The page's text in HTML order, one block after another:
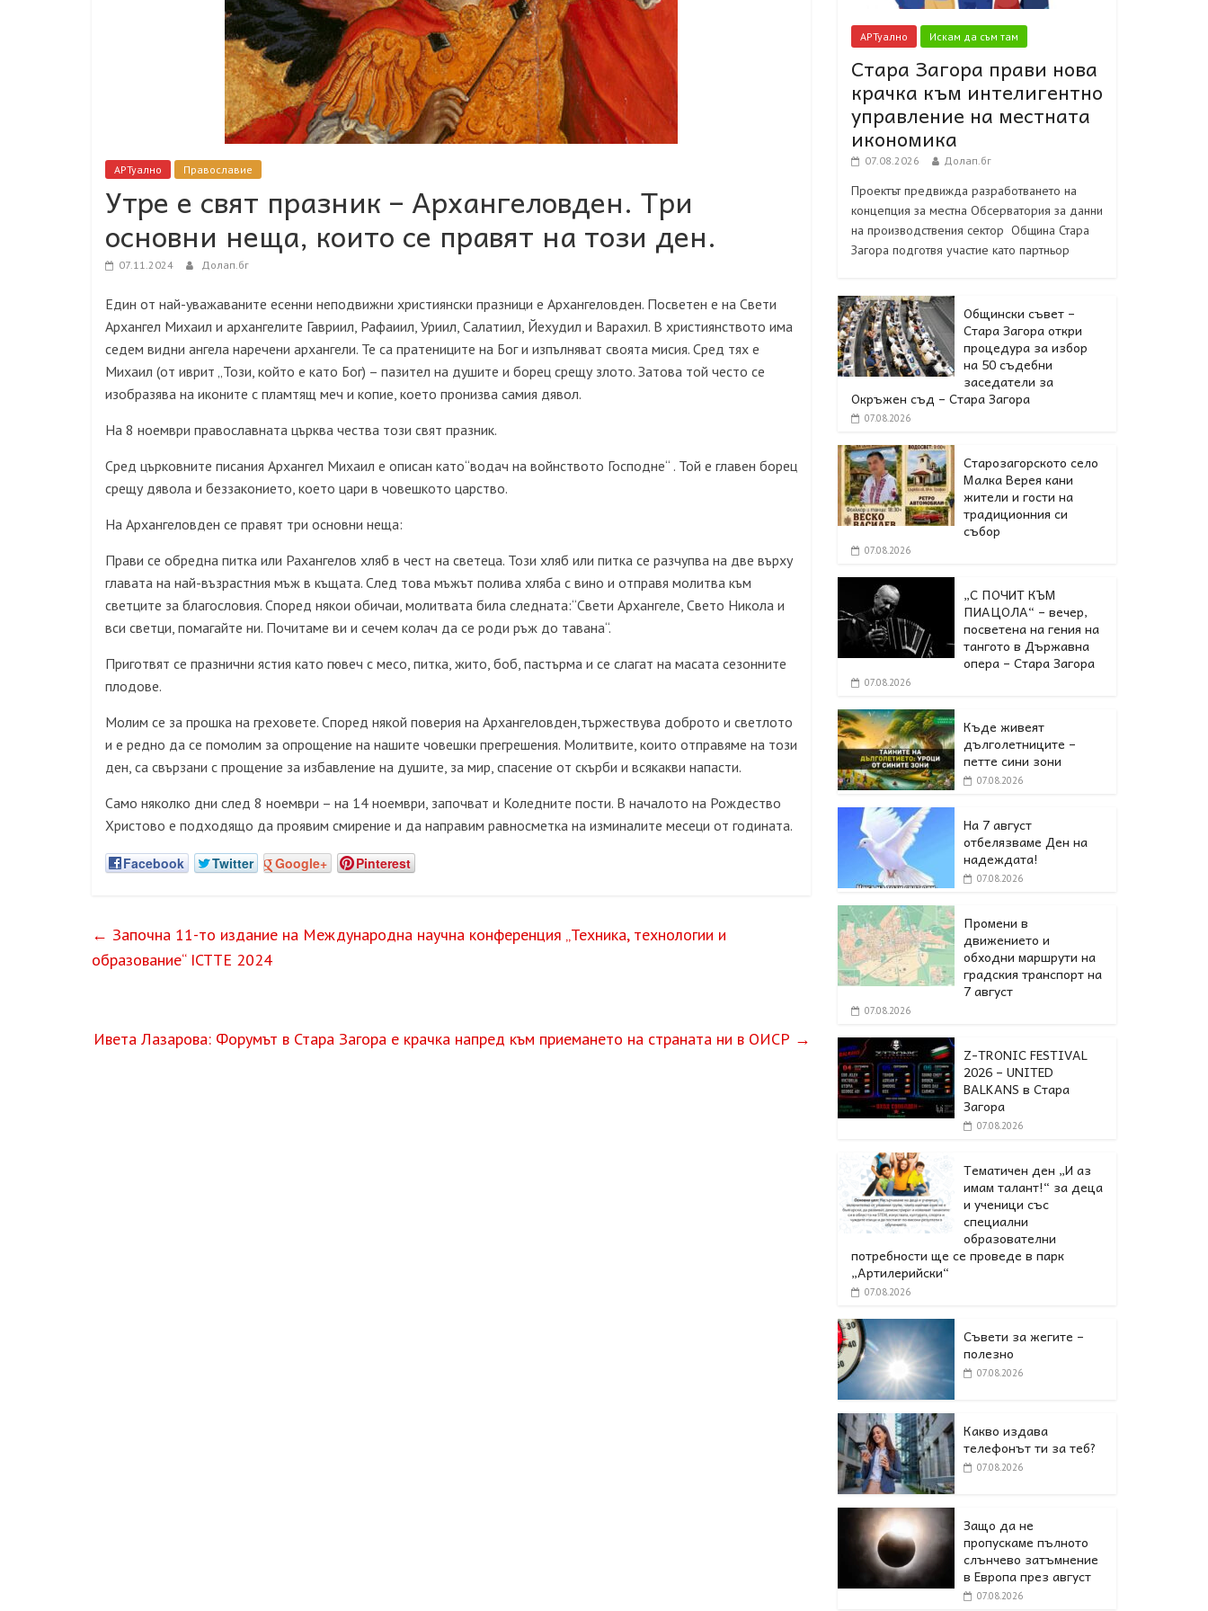
АРТуално Православие
Утре е свят празник – Архангеловден. Три
основни неща, които се правят на този ден.
07.11.2024 Долап.бг
Един от най-уважаваните есенни неподвижни християнски празници е Архангеловден. Посветен е на Свети
Архангел Михаил и архангелите Гавриил, Рафаиил, Уриил, Салатиил, Йехудил и Варахил. В християнството има
седем видни ангела наречени архангели. Те са пратениците на Бог и изпълняват своята мисия. Сред тях е
Михаил (от иврит „Този, който е като Бог) – пазител на душите и борец срещу злото. Затова той често се
изобразява на иконите с пламтящ меч и копие, което пронизва самия дявол.
На 8 ноември православната църква чества този свят празник.
Сред църковните писания Архангел Михаил е описан като“водач на войнството Господне“ . Той е главен борец
срещу дявола и беззаконието, което цари в човешкото царство.
На Архангеловден се правят три основни неща:
Прави се обредна питка или Рахангелов хляб в чест на светеца. Този хляб или питка се разчупва на две върху
главата на най-възрастния мъж в къщата. След това мъжът полива хляба с вино и отправя молитва към
светците за благословия. Според някои обичаи, молитвата била следната:“Свети Архангеле, Свето Никола и
вси светци, помагайте ни. Почитаме ви и сечем колач да се роди ръж до тавана“.
Приготвят се празнични ястия като гювеч с месо, питка, жито, боб, пастърма и се слагат на масата сезонните
плодове.
Молим се за прошка на греховете. Според някой поверия на Архангеловден,тържествува доброто и светлото
и е редно да се помолим за опрощение на нашите човешки прегрешения. Молитвите, които отправяме на този
ден, са свързани с прощение за избавление на душите, за мир, спасение от скърби и всякакви напасти.
Само няколко дни след 8 ноември – на 14 ноември, започват и Коледните пости. В началото на Рождество
Христово е подходящо да проявим смирение и да направим равносметка на изминалите месеци от годината.
Facebook Twitter Google+ Pinterest
← Започна 11-то издание на Международна научна конференция „Техника, технологии и
образование“ ICTTE 2024
Ивета Лазарова: Форумът в Стара Загора е крачка напред към приемането на страната ни в ОИСР →
АРТуално Искам да съм там
Стара Загора прави нова
крачка към интелигентно
управление на местната
икономика
07.08.2026 Долап.бг
Проектът предвижда разработването на
концепция за местна Обсерватория за данни
на производствения сектор Община Стара
Загора подготвя участие като партньор
Общински съвет –
Стара Загора откри
процедура за избор
на 50 съдебни
заседатели за
Окръжен съд – Стара Загора
07.08.2026
Старозагорското село
Малка Верея кани
жители и гости на
традиционния си
събор
07.08.2026
„С ПОЧИТ КЪМ
ПИАЦОЛА“ – вечер,
посветена на гения на
тангото в Държавна
опера – Стара Загора
07.08.2026
Къде живеят
дълголетниците –
петте сини зони
07.08.2026
На 7 август
отбелязваме Ден на
надеждата!
07.08.2026
Промени в
движението и
обходни маршрути на
градския транспорт на
7 август
07.08.2026
Z-TRONIC FESTIVAL
2026 – UNITED
BALKANS в Стара
Загора
07.08.2026
Тематичен ден „И аз
имам талант!“ за деца
и ученици със
специални
образователни
потребности ще се проведе в парк
„Артилерийски“
07.08.2026
Съвети за жегите –
полезно
07.08.2026
Какво издава
телефонът ти за теб?
07.08.2026
Защо да не
пропускаме пълното
слънчево затъмнение
в Европа през август
07.08.2026